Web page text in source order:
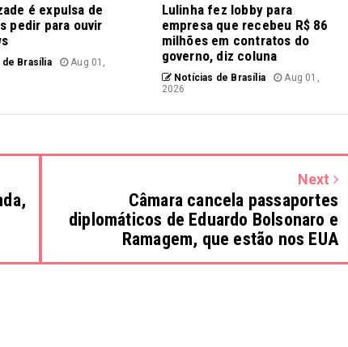
é expulsa de
pedir para ouvir
Brasília
Aug 01,
Lulinha fez lobby para
empresa que recebeu R$ 86
milhões em contratos do
governo, diz coluna
Notícias de Brasília
Aug 01,
2026
Next
Câmara cancela passaportes
diplomáticos de Eduardo Bolsonaro e
Ramagem, que estão nos EUA